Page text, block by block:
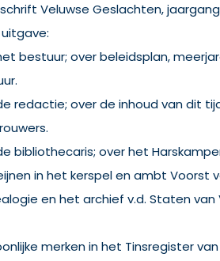
Veluwse Geslachten,
bestuur; over beleidsplan,
redactie; over de inhoud van dit
bibliothecaris; over het
in het kerspel en ambt Voorst
en het archief v.d. Staten van
merken in het Tinsregister